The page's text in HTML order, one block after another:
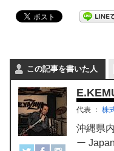
この記事を書いた人
代表 ： 株
沖縄県
ー